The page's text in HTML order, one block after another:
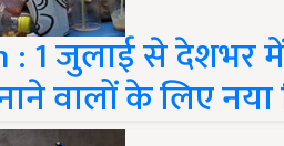
: 1 जुलाई से देशभर
वालों के लिए